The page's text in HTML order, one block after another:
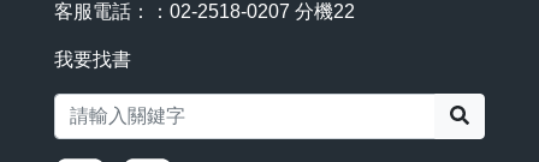
客服電話：：02-2518-0207 分機22
我要找書